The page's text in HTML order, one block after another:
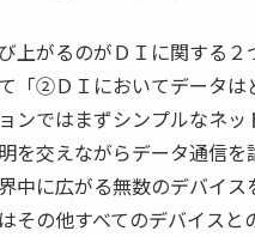
上がるのがＤＩに関する
「②ＤＩにおいてデータは
ンではまずシンプルなネ
を交えながらデータ通信を
中に広がる無数のデバイス
その他すべてのデバイス